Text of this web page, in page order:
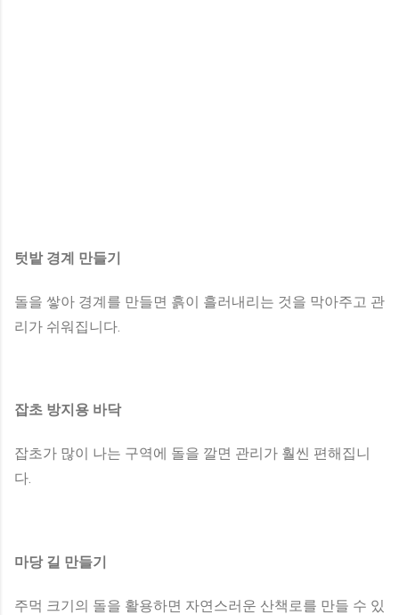
텃밭 경계 만들기
돌을 쌓아 경계를 만들면 흙이 흘러내리는 것을 막아주고 관
리가 쉬워집니다.
잡초 방지용 바닥
잡초가 많이 나는 구역에 돌을 깔면 관리가 훨씬 편해집니
다.
마당 길 만들기
주먹 크기의 돌을 활용하면 자연스러운 산책로를 만들 수 있